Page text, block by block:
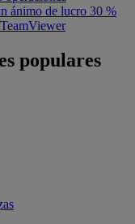
ánimo de lucro 30 %
populares